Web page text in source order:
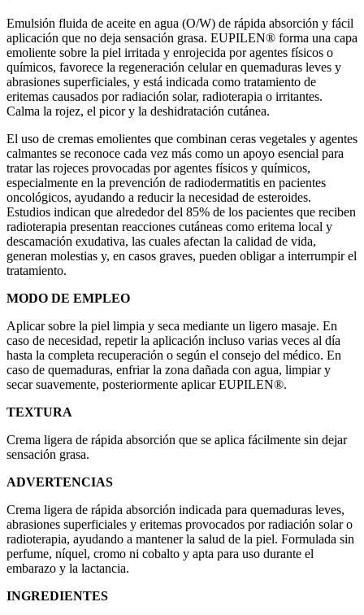
Emulsión fluida de aceite en agua (O/W) de rápida absorción y fácil
aplicación que no deja sensación grasa. EUPILEN® forma una capa
emoliente sobre la piel irritada y enrojecida por agentes físicos o
químicos, favorece la regeneración celular en quemaduras leves y
abrasiones superficiales, y está indicada como tratamiento de
eritemas causados por radiación solar, radioterapia o irritantes.
Calma la rojez, el picor y la deshidratación cutánea.
El uso de cremas emolientes que combinan ceras vegetales y agentes
calmantes se reconoce cada vez más como un apoyo esencial para
tratar las rojeces provocadas por agentes físicos y químicos,
especialmente en la prevención de radiodermatitis en pacientes
oncológicos, ayudando a reducir la necesidad de esteroides.
Estudios indican que alrededor del 85% de los pacientes que reciben
radioterapia presentan reacciones cutáneas como eritema local y
descamación exudativa, las cuales afectan la calidad de vida,
generan molestias y, en casos graves, pueden obligar a interrumpir el
tratamiento.
MODO DE EMPLEO
Aplicar sobre la piel limpia y seca mediante un ligero masaje. En
caso de necesidad, repetir la aplicación incluso varias veces al día
hasta la completa recuperación o según el consejo del médico. En
caso de quemaduras, enfriar la zona dañada con agua, limpiar y
secar suavemente, posteriormente aplicar EUPILEN®.
TEXTURA
Crema ligera de rápida absorción que se aplica fácilmente sin dejar
sensación grasa.
ADVERTENCIAS
Crema ligera de rápida absorción indicada para quemaduras leves,
abrasiones superficiales y eritemas provocados por radiación solar o
radioterapia, ayudando a mantener la salud de la piel. Formulada sin
perfume, níquel, cromo ni cobalto y apta para uso durante el
embarazo y la lactancia.
INGREDIENTES